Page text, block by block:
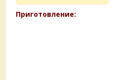
Приготовление: